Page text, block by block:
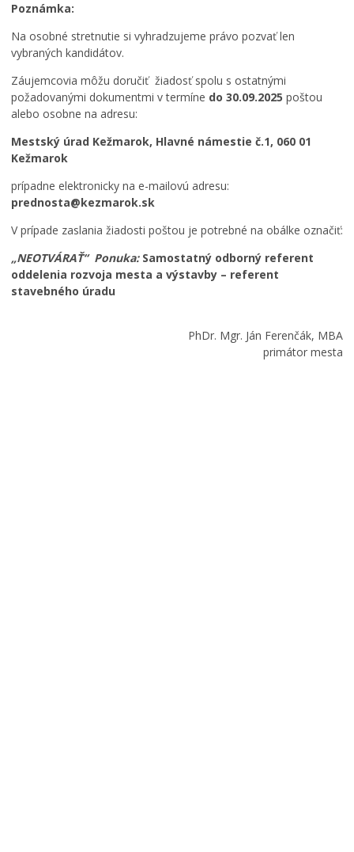
Poznámka:
Na osobné stretnutie si vyhradzujeme právo pozvať len
vybraných kandidátov.
Záujemcovia môžu doručiť žiadosť spolu s ostatnými
požadovanými dokumentmi v termíne do 30.09.2025 poštou
alebo osobne na adresu:
Mestský úrad Kežmarok, Hlavné námestie č.1, 060 01
Kežmarok
prípadne elektronicky na e-mailovú adresu:
prednosta@kezmarok.sk
V prípade zaslania žiadosti poštou je potrebné na obálke označiť:
„NEOTVÁRAŤ“ Ponuka: Samostatný odborný referent
oddelenia rozvoja mesta a výstavby – referent
stavebného úradu
PhDr. Mgr. Ján Ferenčák, MBA
primátor mesta